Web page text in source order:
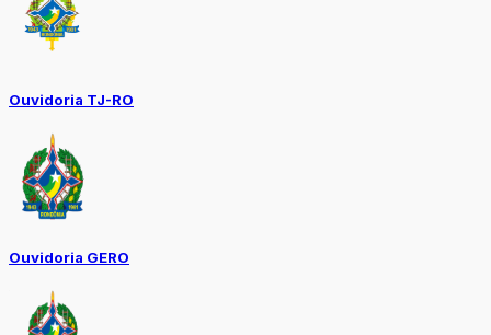
Ouvidoria TJ-RO
Ouvidoria GERO